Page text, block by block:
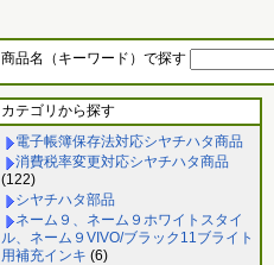
商品名（キーワード）で探す
カテゴリから探す
電子帳簿保存法対応シヤチハタ商品
消費税率変更対応シヤチハタ商品
(122)
シヤチハタ部品
ネーム９、ネーム９ホワイトスタイ
ル、ネーム９VIVO/ブラック11ブライト
用補充インキ (6)